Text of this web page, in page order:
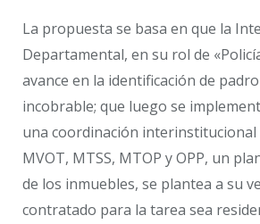
La propuesta se basa en que la
Departamental, en su rol de
avance en la identificación de
incobrable; que luego se
una coordinación interinstitucional
MVOT, MTSS, MTOP y OPP, un
de los inmuebles, se plantea a su
contratado para la tarea sea